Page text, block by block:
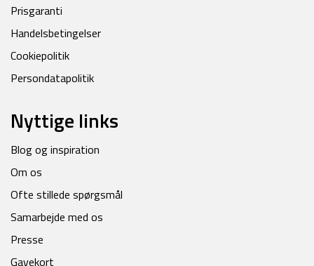
Prisgaranti
Handelsbetingelser
Cookiepolitik
Persondatapolitik
Nyttige links
Blog og inspiration
Om os
Ofte stillede spørgsmål
Samarbejde med os
Presse
Gavekort